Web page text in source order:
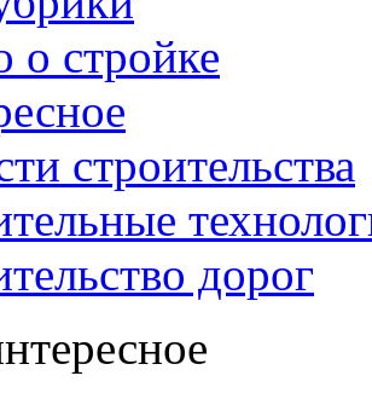
о стройке
строительства
дорог